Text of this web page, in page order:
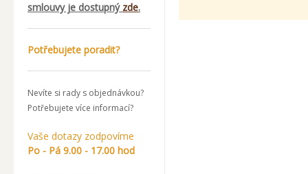
smlouvy je dostupný zde.
Potřebujete poradit?
Nevíte si rady s objednávkou?
Potřebujete více informací?
Vaše dotazy zodpovíme
Po - Pá 9.00 - 17.00 hod